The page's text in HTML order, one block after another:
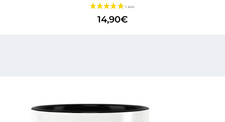
14,90€